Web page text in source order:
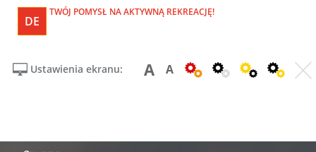
DE
TWÓJ POMYSŁ NA AKTYWNĄ REKREACJĘ!
Ustawienia ekranu: A A